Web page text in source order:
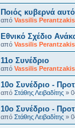
Ποιός κυβερνά
από Vassilis Perantzakis
Eθνικό Σχέδιο
από Vassilis Perantzakis
11o Συνέδριο
από Vassilis Perantzakis
10ο Συνέδριο -
από Στάθης Λειβαδίτης »
10ο Συνέδριο -
από Στάθης Λειβαδίτης »